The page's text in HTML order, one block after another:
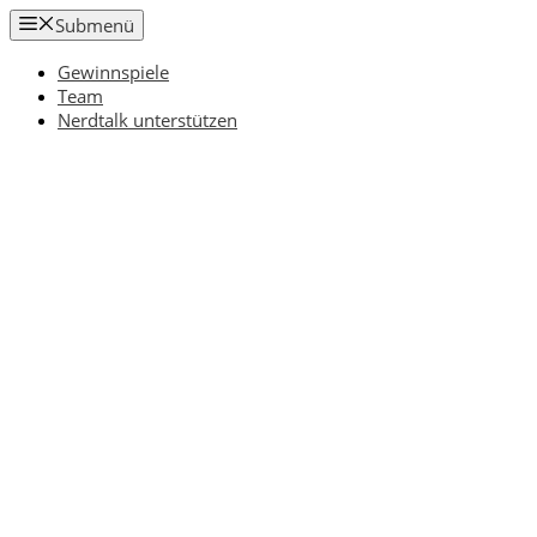
Zum
Inhalt
springen
Submenü
Gewinnspiele
Team
Nerdtalk unterstützen